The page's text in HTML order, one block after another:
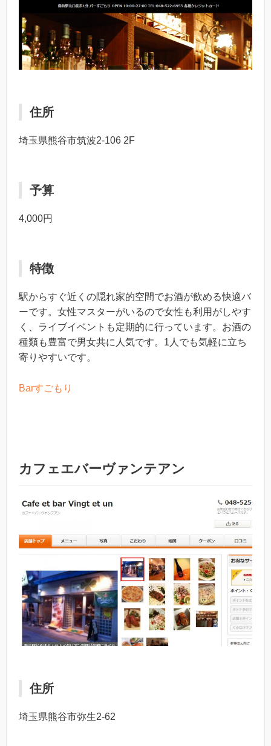
住所
埼玉県熊谷市筑波2-106 2F
予算
4,000円
特徴
駅からすぐ近くの隠れ家的空間でお酒が飲める快適バ
ーです。女性マスターがいるので女性も利用がしやす
く、ライブイベントも定期的に行っています。お酒の
種類も豊富で男女共に人気です。1人でも気軽に立ち
寄りやすいです。
Barすごもり
カフェエバーヴァンテアン
住所
埼玉県熊谷市弥生2-62